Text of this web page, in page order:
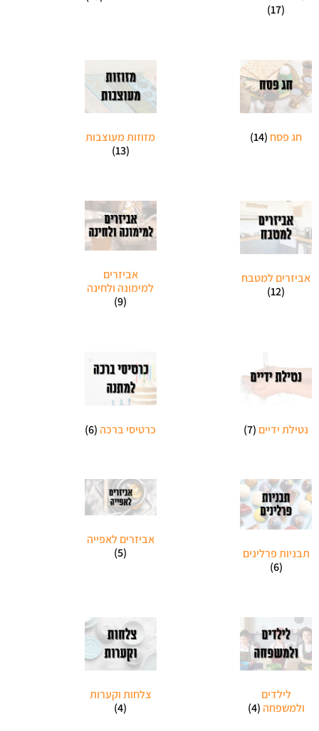
(17)
חג פסח (14)
מזוזות מעוצבות
(13)
אביזרים למטבח
(12)
אביזרים
למימונה ולחינה
(9)
נטילת ידיים (7) כרטיסי ברכה(6)
תבניות פרלינים
(6)
אביזרים לאפייה
(5)
לילדים
ולמשפחה(4)
צלחות וקערות
(4)